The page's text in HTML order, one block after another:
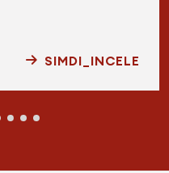
SIMDI_INCELE